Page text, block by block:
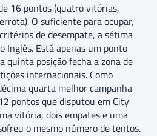
16 pontos (quatro vitórias,
O suficiente para ocupar,
de desempate, a sétima
Inglês. Está apenas um ponto
quinta posição fecha a zona de
internacionais. Como
quarta melhor campanha
pontos que disputou em City
vitória, dois empates e uma
o mesmo número de tentos.